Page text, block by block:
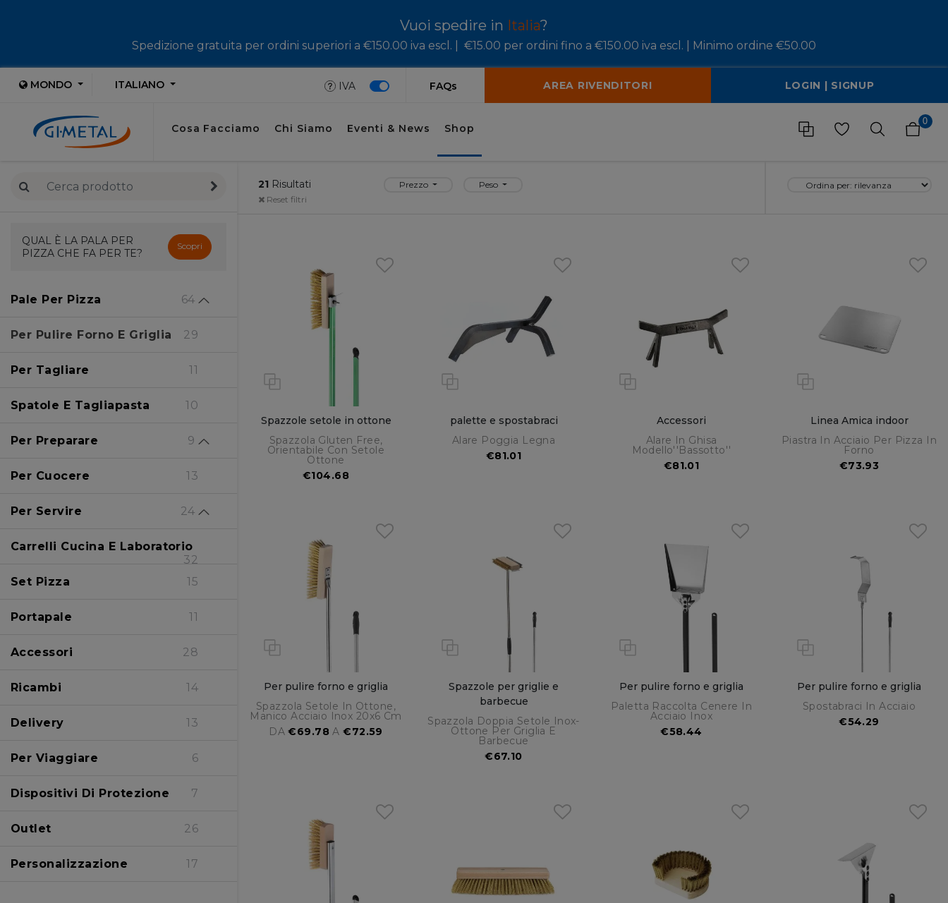
Vuoi spedire in Italia?
Spedizione gratuita per ordini superiori a €150.00 iva escl. | €15.00 per ordini fino a €150.00 iva escl. | Minimo ordine €50.00
MONDO ITALIANO IVA FAQs AREA RIVENDITORI LOGIN | SIGNUP
Cosa Facciamo Chi Siamo Eventi & News Shop
0
QUAL È LA PALA PER
PIZZA CHE FA PER TE?
Scopri
Pale Per Pizza 64
Azzurra 13
WoodTech 2
Napoli 1
Evoluzione 5
Carbon 2
Gold 3
Napoletana
Limited Edition 1
Gluten Free 3
Alice 5
Amica 22
Per Pulire Forno E Griglia 29
Per Tagliare 11
Spatole E Tagliapasta 10
Per Preparare 9
Mestoli E Dosatori 2
Oliere E Mattarelli 4
Cassette 2
Per Cuocere 13
Per Servire 24
Vassoi E Taglieri 15
Palette 8
Carrelli Cucina E Laboratorio
32
Set Pizza
15
Portapale 11
Accessori 28
Ricambi 14
Delivery 13
Per Viaggiare 6
Dispositivi Di Protezione 7
Outlet 26
Personalizzazione 17
21 Risultati
Reset filtri
Prezzo Peso
Spazzole setole in ottone
Spazzola Gluten Free,
Orientabile Con Setole
Ottone
€104.68
palette e spostabraci
Alare Poggia Legna
€81.01
Accessori
Alare In Ghisa
Modello''bassotto''
€81.01
Linea Amica indoor
Piastra In Acciaio Per Pizza In
Forno
€73.93
Per pulire forno e griglia
Spazzola Setole In Ottone,
Manico Acciaio Inox 20x6 Cm
DA€69.78A€72.59
Spazzole per griglie e
barbecue
Spazzola Doppia Setole Inox-
Ottone Per Griglia E
Barbecue
€67.10
Per pulire forno e griglia
Paletta Raccolta Cenere In
Acciaio Inox
€58.44
Per pulire forno e griglia
Spostabraci In Acciaio
€54.29